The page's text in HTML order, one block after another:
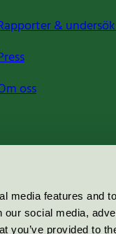
media features and
social media,
you’ve provided to
&
oss